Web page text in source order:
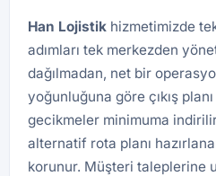
Han Lojistik hizmetimizde
adımları tek merkezden
dağılmadan, net bir
yoğunluğuna göre çıkış
gecikmeler minimuma
alternatif rota planı
korunur. Müşteri taleplerine